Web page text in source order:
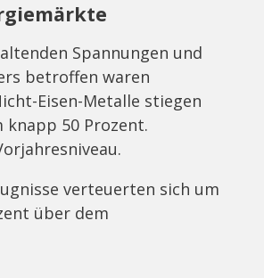
Spannungen und
betroffen waren
Eisen-Metalle stiegen
knapp 50 Prozent.
verteuerten sich um
über dem